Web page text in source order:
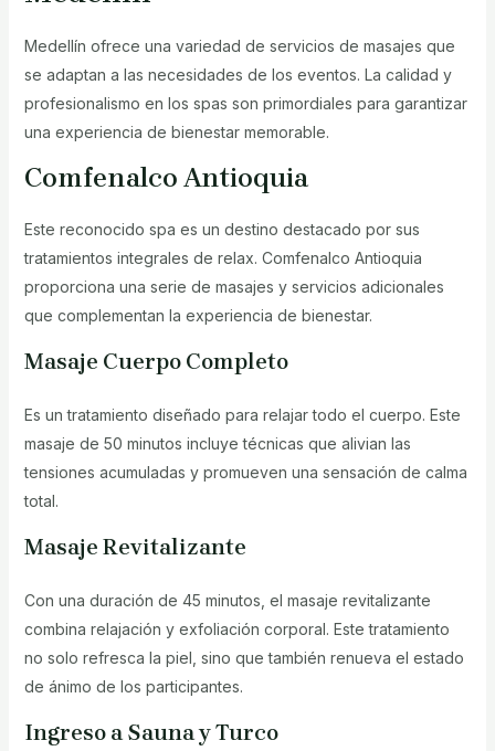
Medellín ofrece una variedad de servicios de masajes que
se adaptan a las necesidades de los eventos. La calidad y
profesionalismo en los spas son primordiales para garantizar
una experiencia de bienestar memorable.
Comfenalco Antioquia
Este reconocido spa es un destino destacado por sus
tratamientos integrales de relax. Comfenalco Antioquia
proporciona una serie de masajes y servicios adicionales
que complementan la experiencia de bienestar.
Masaje Cuerpo Completo
Es un tratamiento diseñado para relajar todo el cuerpo. Este
masaje de 50 minutos incluye técnicas que alivian las
tensiones acumuladas y promueven una sensación de calma
total.
Masaje Revitalizante
Con una duración de 45 minutos, el masaje revitalizante
combina relajación y exfoliación corporal. Este tratamiento
no solo refresca la piel, sino que también renueva el estado
de ánimo de los participantes.
Ingreso a Sauna y Turco